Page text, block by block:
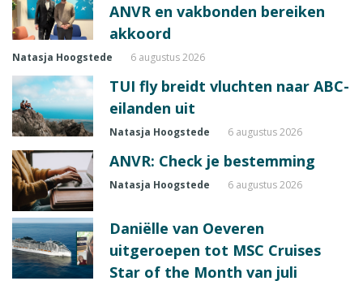
ANVR en vakbonden bereiken
akkoord
Natasja Hoogstede 6 augustus 2026
TUI fly breidt vluchten naar ABC-
eilanden uit
Natasja Hoogstede 6 augustus 2026
ANVR: Check je bestemming
Natasja Hoogstede 6 augustus 2026
Daniëlle van Oeveren
uitgeroepen tot MSC Cruises
Star of the Month van juli